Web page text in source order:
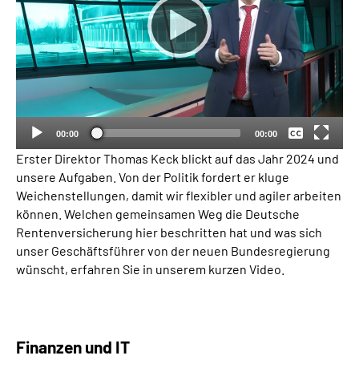
Erster Direktor Thomas Keck blickt auf das Jahr 2024 und
unsere Aufgaben. Von der Politik fordert er kluge
Weichenstellungen, damit wir flexibler und agiler arbeiten
können. Welchen gemeinsamen Weg die Deutsche
Rentenversicherung hier beschritten hat und was sich
unser Geschäftsführer von der neuen Bundesregierung
wünscht, erfahren Sie in unserem kurzen Video.
00:00 00:00
Keine
Deutsch
Finanzen und IT